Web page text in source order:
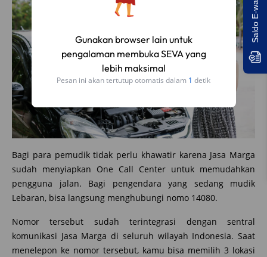
Bagi para pemudik tidak perlu khawatir karena Jasa Marga
sudah menyiapkan One Call Center untuk memudahkan
pengguna jalan. Bagi pengendara yang sedang mudik
Lebaran, bisa langsung menghubungi nomo 14080.
Nomor tersebut sudah terintegrasi dengan sentral
komunikasi Jasa Marga di seluruh wilayah Indonesia. Saat
menelepon ke nomor tersebut, kamu bisa memilih 3 lokasi